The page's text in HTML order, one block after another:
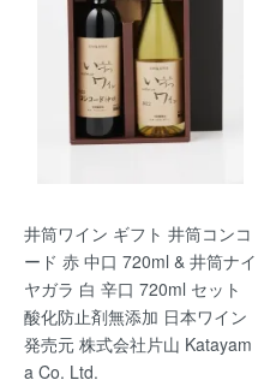
井筒ワイン ギフト 井筒コンコ
ード 赤 中口 720ml & 井筒ナイ
ヤガラ 白 辛口 720ml セット
酸化防止剤無添加 日本ワイン
発売元 株式会社片山 Katayam
a Co. Ltd.